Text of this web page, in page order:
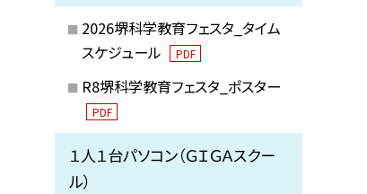
2026堺科学教育フェスタ_タイム
スケジュール
PDF
R8堺科学教育フェスタ_ポスター
PDF
１人１台パソコン（ＧＩＧＡスクー
ル）